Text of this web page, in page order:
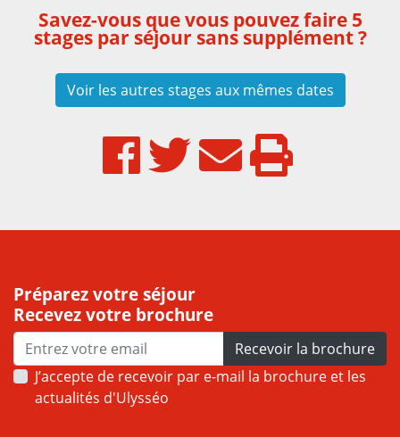
Savez-vous que vous pouvez faire 5
stages par séjour sans supplément ?
Voir les autres stages aux mêmes dates
Préparez votre séjour
Recevez votre brochure
Recevoir la brochure
J’accepte de recevoir par e-mail la brochure et les
actualités d'Ulysséo